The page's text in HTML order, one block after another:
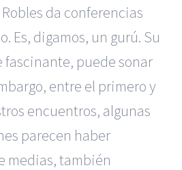
da conferencias
Es, digamos, un gurú. Su
fascinante, puede sonar
entre el primero y
encuentros, algunas
parecen haber
medias, también